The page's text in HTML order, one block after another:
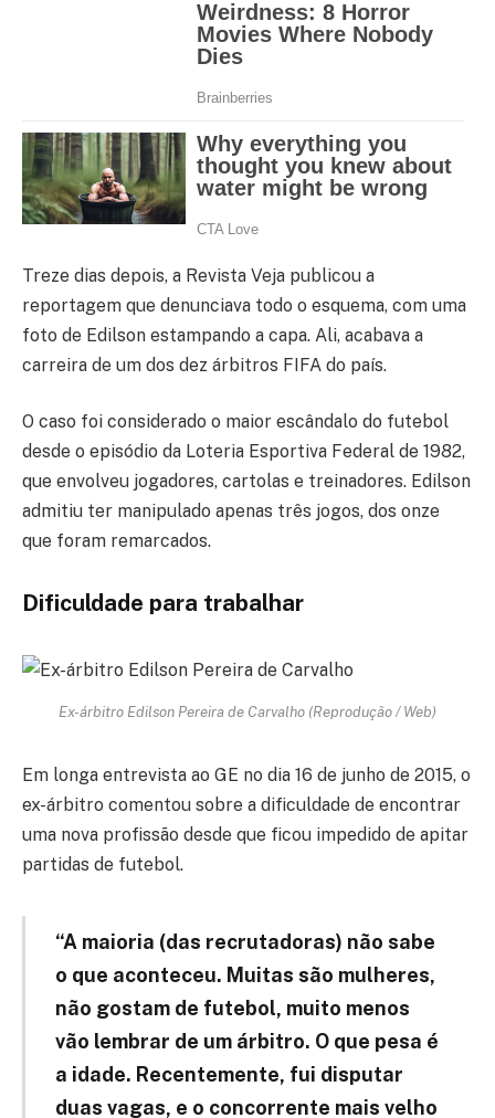
Treze dias depois, a Revista Veja publicou a
reportagem que denunciava todo o esquema, com uma
foto de Edilson estampando a capa. Ali, acabava a
carreira de um dos dez árbitros FIFA do país.
O caso foi considerado o maior escândalo do futebol
desde o episódio da Loteria Esportiva Federal de 1982,
que envolveu jogadores, cartolas e treinadores. Edilson
admitiu ter manipulado apenas três jogos, dos onze
que foram remarcados.
Dificuldade para trabalhar
Ex-árbitro Edilson Pereira de Carvalho (Reprodução / Web)
Em longa entrevista ao GE no dia 16 de junho de 2015, o
ex-árbitro comentou sobre a dificuldade de encontrar
uma nova profissão desde que ficou impedido de apitar
partidas de futebol.
“A maioria (das recrutadoras) não sabe
o que aconteceu. Muitas são mulheres,
não gostam de futebol, muito menos
vão lembrar de um árbitro. O que pesa é
a idade. Recentemente, fui disputar
duas vagas, e o concorrente mais velho